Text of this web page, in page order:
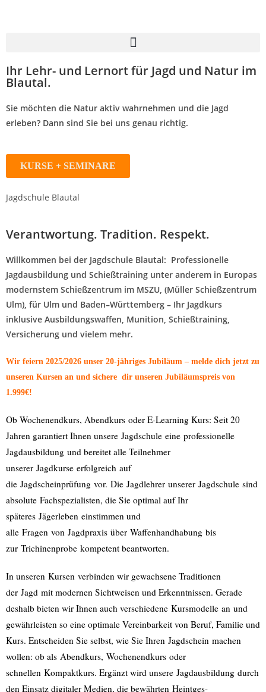
Ihr Lehr- und Lernort für Jagd und Natur im
Blautal.
Sie möchten die Natur aktiv wahrnehmen und die Jagd
erleben? Dann sind Sie bei uns genau richtig.
KURSE + SEMINARE
Jagdschule Blautal
Verantwortung. Tradition. Respekt.
Willkommen bei der Jagdschule Blautal: Professionelle
Jagdausbildung und Schießtraining unter anderem in Europas
modernstem Schießzentrum im MSZU, (Müller Schießzentrum
Ulm), für Ulm und Baden–Württemberg – Ihr Jagdkurs
inklusive Ausbildungswaffen, Munition, Schießtraining,
Versicherung und vielem mehr.
Wir feiern 2025/2026 unser 20-jähriges Jubiläum – melde dich jetzt zu
unseren Kursen an und sichere dir unseren Jubiläumspreis von
1.999€!
Ob Wochenendkurs, Abendkurs oder E-Learning Kurs: Seit 20
Jahren garantiert Ihnen unsere Jagdschule eine professionelle
Jagdausbildung und bereitet alle Teilnehmer
unserer Jagdkurse erfolgreich auf
die Jagdscheinprüfung vor. Die Jagdlehrer unserer Jagdschule sind
absolute Fachspezialisten, die Sie optimal auf Ihr
späteres Jägerleben einstimmen und
alle Fragen von Jagdpraxis über Waffenhandhabung bis
zur Trichinenprobe kompetent beantworten.
In unseren Kursen verbinden wir gewachsene Traditionen
der Jagd mit modernen Sichtweisen und Erkenntnissen. Gerade
deshalb bieten wir Ihnen auch verschiedene Kursmodelle an und
gewährleisten so eine optimale Vereinbarkeit von Beruf, Familie und
Kurs. Entscheiden Sie selbst, wie Sie Ihren Jagdschein machen
wollen: ob als Abendkurs, Wochenendkurs oder
schnellen Kompaktkurs. Ergänzt wird unsere Jagdausbildung durch
den Einsatz digitaler Medien, die bewährten Heintges-